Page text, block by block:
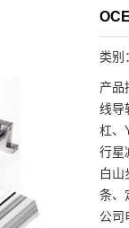
类别
产品
线导
杠、
行星
白山
条、
公司